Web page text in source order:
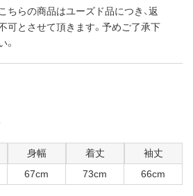
ちらの商品はユーズド品につき、返
可とさせて頂きます。予めご了承下
。
身幅 着丈
袖丈
67cm 73cm 66cm